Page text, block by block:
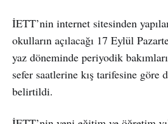
İETT’nin internet sitesinden
okulların açılacağı 17 Eylül
yaz döneminde periyodik
sefer saatlerine kış tarifesine göre
belirtildi.